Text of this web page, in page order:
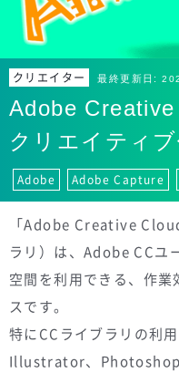
クリエイター 最終更新日:
Adobe
クリエイティ
Adobe Adobe Capture
「Adobe Creative
ラリ）は、Adobe CCユ
空間を利用できる、作
スです。
特にCCライブラリの利
Illustrator、Photoshop